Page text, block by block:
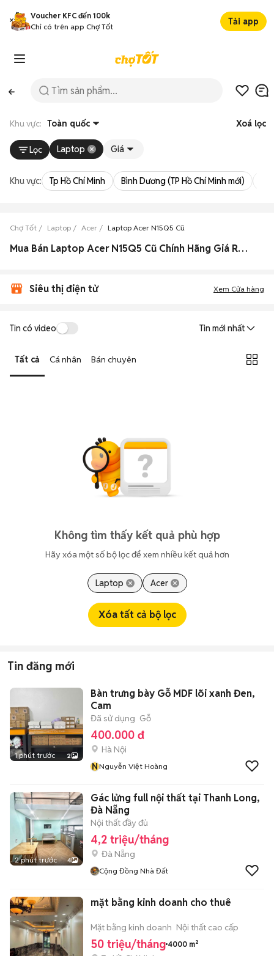
Voucher KFC đến 100k
Chỉ có trên app Chợ Tốt
Tải app
Khu vực: Toàn quốc Xoá lọc
Lọc Laptop Giá
Khu vực: Tp Hồ Chí Minh Bình Dương (TP Hồ Chí Minh mới)
Chợ Tốt Laptop Acer Laptop Acer N15Q5 Cũ
Mua Bán Laptop Acer N15Q5 Cũ Chính Hãng Giá Rẻ Hàng Xịn
Siêu thị điện tử Xem Cửa hàng
Tin có video Tin mới nhất
Tất cả Cá nhân Bán chuyên
Không tìm thấy kết quả phù hợp
Hãy xóa một số bộ lọc để xem nhiều kết quả hơn
Laptop Acer
Xóa tất cả bộ lọc
Tin đăng mới
1 phút trước 2
Bàn trưng bày Gỗ MDF lõi xanh Đen,
Cam
Đã sử dụng Gỗ
400.000 đ
Hà Nội
NNguyễn Việt Hoàng
2 phút trước 4
Gác lửng full nội thất tại Thanh Long,
Đà Nẵng
Nội thất đầy đủ
4,2 triệu/tháng
Đà Nẵng
Cộng Đồng Nhà Đất
mặt bằng kinh doanh cho thuê
Mặt bằng kinh doanh Nội thất cao cấp
50 triệu/tháng 4000 m²